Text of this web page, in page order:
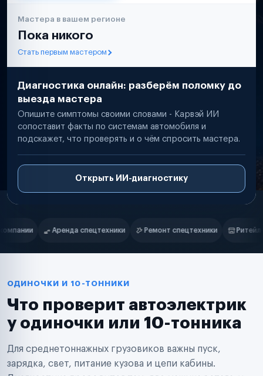
Мастера в вашем регионе
Пока никого
Стать первым мастером
Диагностика онлайн: разберём поломку до
выезда мастера
Опишите симптомы своими словами - Карвэй ИИ
сопоставит факты по системам автомобиля и
подскажет, что проверять и о чём спросить мастера.
Открыть ИИ-диагностику
Нам доверяют
Ремонт спецтехники Ритейл-сети Управляющие компании
Маркетплейсы
Таксопарки
Автодилеры
Поставщики запчастей
Аренда спецтехники
Ремонт спецтехники
ОДИНОЧКИ И 10-ТОННИКИ
Что проверит автоэлектрик
у одиночки или 10-тонника
Для среднетоннажных грузовиков важны пуск,
зарядка, свет, питание кузова и цепи кабины.